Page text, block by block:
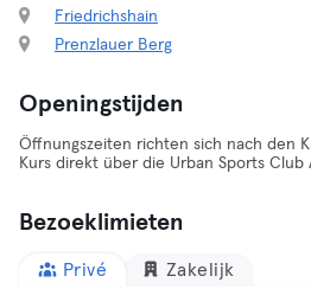
Friedrichshain
Prenzlauer Berg
Openingstijden
Öffnungszeiten richten sich nach den
Kurs direkt über die Urban Sports Club
Bezoeklimieten
Privé Zakelijk